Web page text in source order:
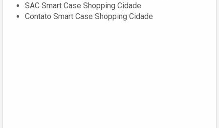
SAC Smart Case Shopping Cidade
Contato Smart Case Shopping Cidade